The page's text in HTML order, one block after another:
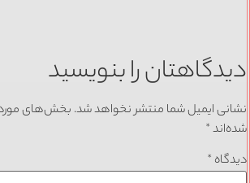
دیدگاهتان را بنویسید
نشانی ایمیل شما منتشر نخواهد شد. بخش‌های
شده‌اند*
دیدگاه *